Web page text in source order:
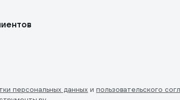
персональных данных и пользовательского